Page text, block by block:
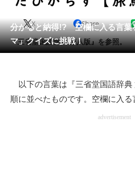
動物 リサ
会員記事
メディア
ITの今と未来を見通す
分かると納得!? 空欄に入る言葉
マ」クイズに挑戦！
X Share
『三省堂国語辞典 第八版』を参照。
以下の言葉は『三省堂国語辞典
順に並べたものです。空欄に入る
advertisement